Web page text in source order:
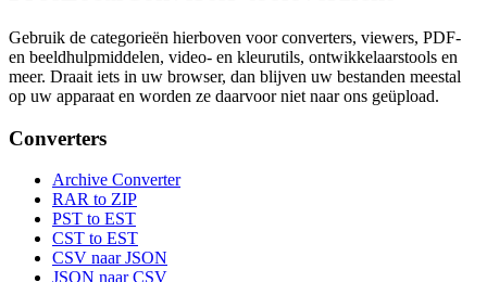
Gebruik de categorieën hierboven voor converters, viewers, PDF-
en beeldhulpmiddelen, video- en kleurutils, ontwikkelaarstools en
meer. Draait iets in uw browser, dan blijven uw bestanden meestal
op uw apparaat en worden ze daarvoor niet naar ons geüpload.
Converters
Archive Converter
RAR to ZIP
PST to EST
CST to EST
CSV naar JSON
JSON naar CSV